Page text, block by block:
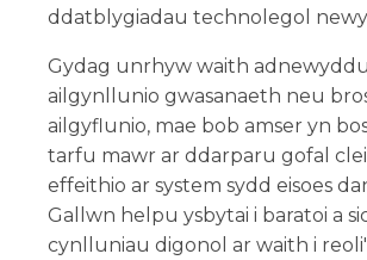
ddatblygiadau technolegol
Gydag unrhyw waith
ailgynllunio gwasanaeth neu
ailgyflunio, mae bob amser yn
tarfu mawr ar ddarparu gofal
effeithio ar system sydd eisoes
Gallwn helpu ysbytai i baratoi a
cynlluniau digonol ar waith i